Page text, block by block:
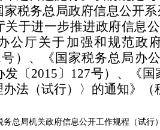
家税务总局政府信息公开
关于进一步推进政府信息
公厅关于加强和规范政
号）、《国家税务总局办
发〔2015 〕 127号）、《国
法（试行）〉的通知》（
务总局机关政府信息公开工作规程（试行